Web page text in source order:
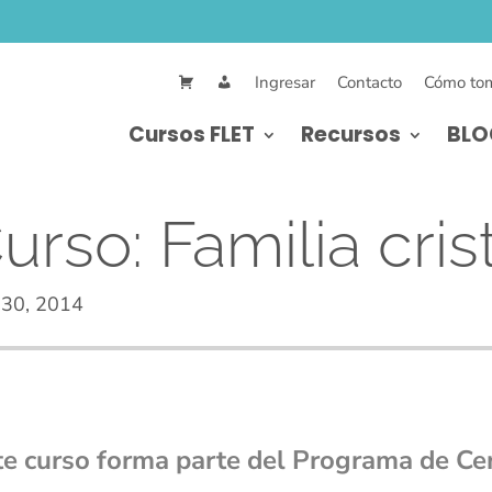
Ingresar Contacto Cómo
Cursos FLET Recursos
Familia
2014
curso forma parte del Programa de